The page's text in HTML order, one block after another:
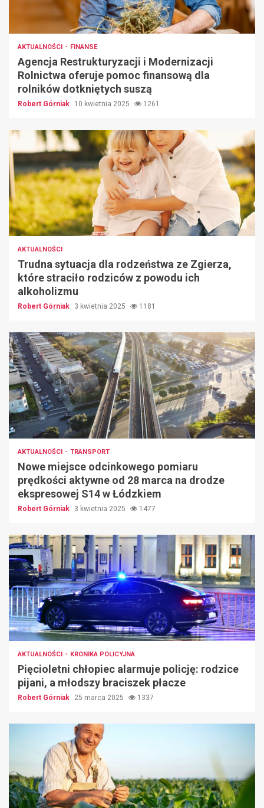
AKTUALNOŚCI FINANSE
Agencja Restrukturyzacji i Modernizacji
Rolnictwa oferuje pomoc finansową dla
rolników dotkniętych suszą
Robert Górniak 10 kwietnia 2025 1261
AKTUALNOŚCI
Trudna sytuacja dla rodzeństwa ze Zgierza,
które straciło rodziców z powodu ich
alkoholizmu
Robert Górniak 3 kwietnia 2025 1181
AKTUALNOŚCI TRANSPORT
Nowe miejsce odcinkowego pomiaru
prędkości aktywne od 28 marca na drodze
ekspresowej S14 w Łódzkiem
Robert Górniak 3 kwietnia 2025 1477
AKTUALNOŚCI KRONIKA POLICYJNA
Pięcioletni chłopiec alarmuje policję: rodzice
pijani, a młodszy braciszek płacze
Robert Górniak 25 marca 2025 1337